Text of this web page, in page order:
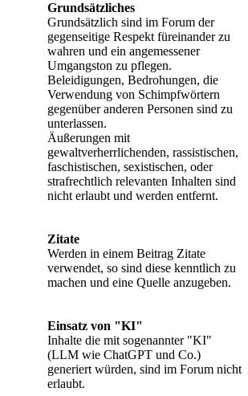
Grundsätzliches
Grundsätzlich sind im Forum der
gegenseitige Respekt füreinander zu
wahren und ein angemessener
Umgangston zu pflegen.
Beleidigungen, Bedrohungen, die
Verwendung von Schimpfwörtern
gegenüber anderen Personen sind zu
unterlassen.
Äußerungen mit
gewaltverherrlichenden, rassistischen,
faschistischen, sexistischen, oder
strafrechtlich relevanten Inhalten sind
nicht erlaubt und werden entfernt.
Zitate
Werden in einem Beitrag Zitate
verwendet, so sind diese kenntlich zu
machen und eine Quelle anzugeben.
Einsatz von "KI"
Inhalte die mit sogenannter "KI"
(LLM wie ChatGPT und Co.)
generiert würden, sind im Forum nicht
erlaubt.